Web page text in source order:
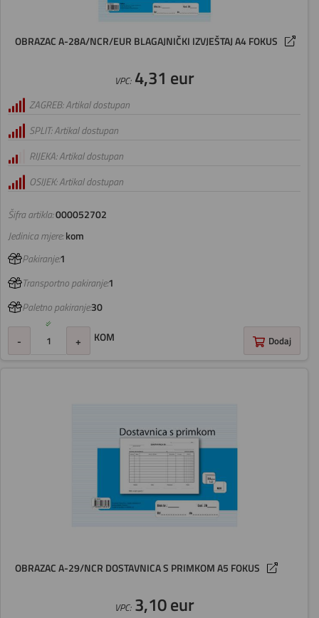
OBRAZAC A-28A/NCR/EUR BLAGAJNIČKI IZVJEŠTAJ A4 FOKUS
Šifra artikla:000052702
VPC:4,31 eur
ZAGREB: Artikal dostupan
SPLIT: Artikal dostupan
RIJEKA: Artikal dostupan
OSIJEK: Artikal dostupan
Jedinica mjere:kom
Pakiranje:1
Transportno pakiranje:1
Paletno pakiranje:30
- + KOM Dodaj
OBRAZAC A-29/NCR DOSTAVNICA S PRIMKOM A5 FOKUS
VPC:3,10 eur